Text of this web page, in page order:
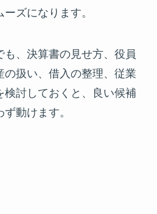
ズになります。
、決算書の見せ方、役員
の扱い、借入の整理、従業
検討しておくと、良い候補
動けます。